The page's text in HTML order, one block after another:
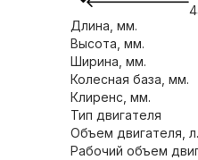
Длина, мм.
Высота, мм.
Ширина, мм.
Колесная база, мм.
Клиренс, мм.
Тип двигателя
Объем двигателя, л.